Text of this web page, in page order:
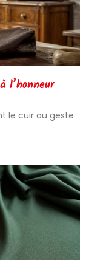
l’honneur
le cuir au geste